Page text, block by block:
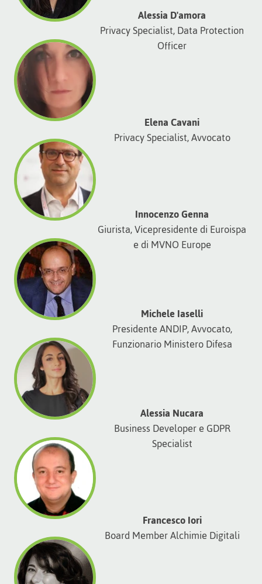
Alessia D'amora
Privacy Specialist, Data Protection
Officer
Elena Cavani
Privacy Specialist, Avvocato
Innocenzo Genna
Giurista, Vicepresidente di Euroispa
e di MVNO Europe
Michele Iaselli
Presidente ANDIP, Avvocato,
Funzionario Ministero Difesa
Alessia Nucara
Business Developer e GDPR
Specialist
Francesco Iori
Board Member Alchimie Digitali